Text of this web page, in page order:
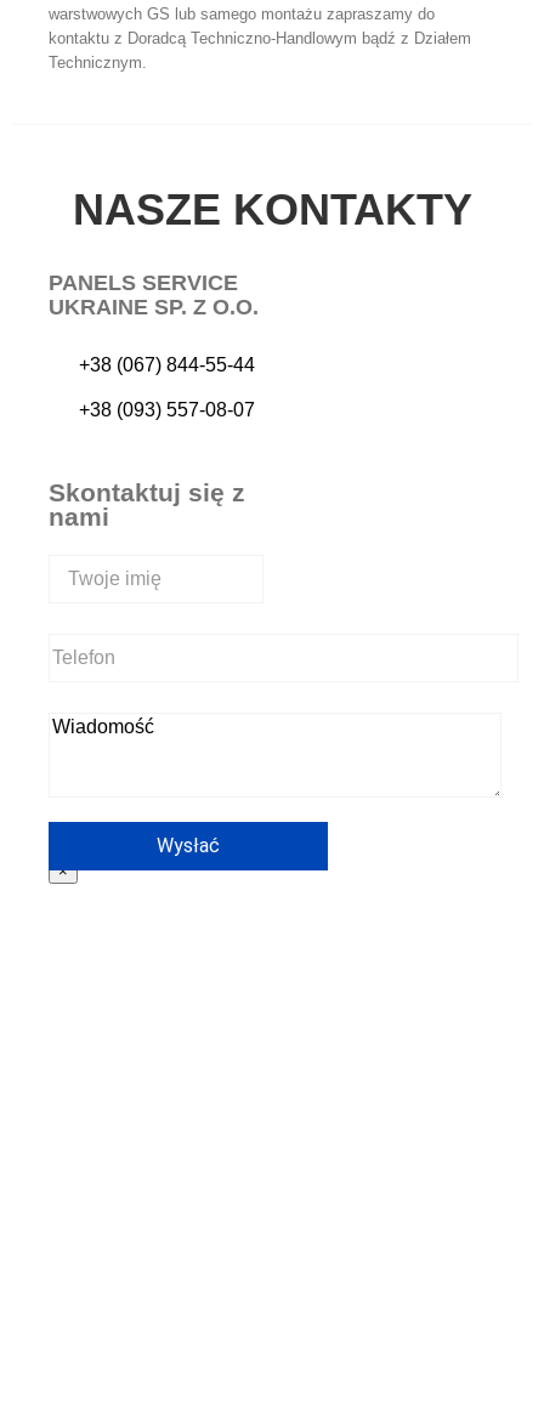
warstwowych GS lub samego montażu zapraszamy do
kontaktu z Doradcą Techniczno-Handlowym bądź z Działem
Technicznym.
NASZE KONTAKTY
PANELS SERVICE
UKRAINE SP. Z O.O.
+38 (067) 844-55-44
+38 (093) 557-08-07
Skontaktuj się z
nami
×